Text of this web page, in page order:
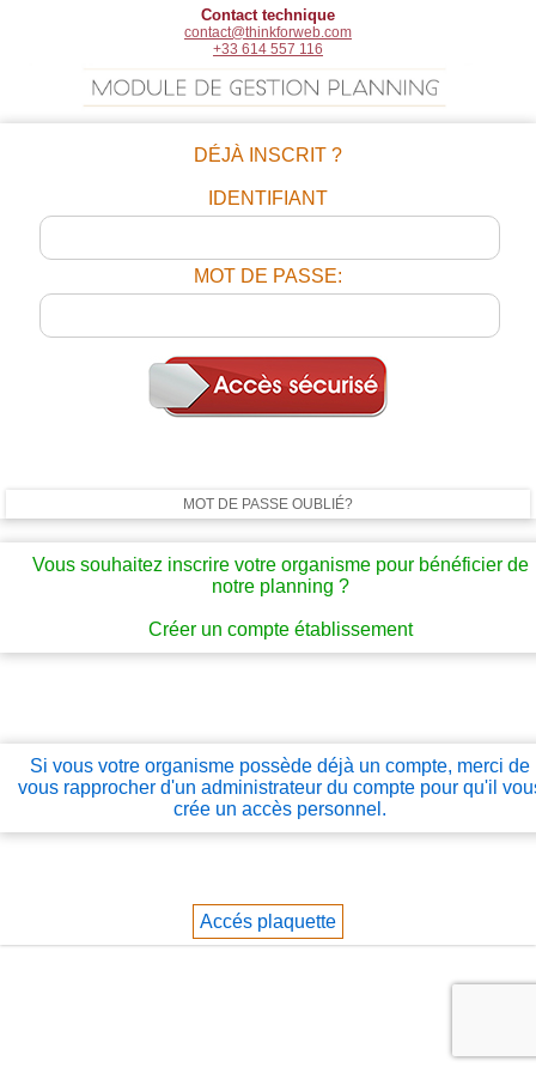
Contact technique
contact@thinkforweb.com
+33 614 557 116
DÉJÀ INSCRIT ?
IDENTIFIANT
MOT DE PASSE:
MOT DE PASSE OUBLIÉ?
Vous souhaitez inscrire votre organisme pour bénéficier de
notre planning ?
Créer un compte établissement
Si vous votre organisme possède déjà un compte, merci de
vous rapprocher d'un administrateur du compte pour qu'il
crée un accès personnel.
Accés plaquette